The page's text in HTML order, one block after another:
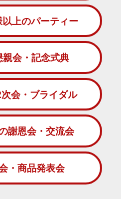
上のパーティー
親会・記念式典
会・ブライダル
謝恩会・交流会
・商品発表会